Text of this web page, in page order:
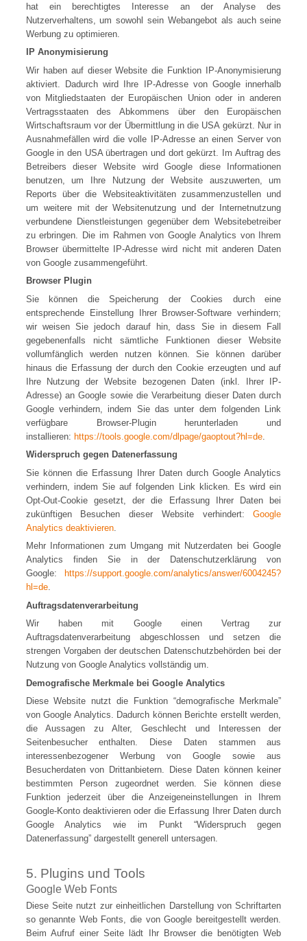
hat ein berechtigtes Interesse an der Analyse des
Nutzerverhaltens, um sowohl sein Webangebot als auch seine
Werbung zu optimieren.
IP Anonymisierung
Wir haben auf dieser Website die Funktion IP-Anonymisierung
aktiviert. Dadurch wird Ihre IP-Adresse von Google innerhalb
von Mitgliedstaaten der Europäischen Union oder in anderen
Vertragsstaaten des Abkommens über den Europäischen
Wirtschaftsraum vor der Übermittlung in die USA gekürzt. Nur in
Ausnahmefällen wird die volle IP-Adresse an einen Server von
Google in den USA übertragen und dort gekürzt. Im Auftrag des
Betreibers dieser Website wird Google diese Informationen
benutzen, um Ihre Nutzung der Website auszuwerten, um
Reports über die Websiteaktivitäten zusammenzustellen und
um weitere mit der Websitenutzung und der Internetnutzung
verbundene Dienstleistungen gegenüber dem Websitebetreiber
zu erbringen. Die im Rahmen von Google Analytics von Ihrem
Browser übermittelte IP-Adresse wird nicht mit anderen Daten
von Google zusammengeführt.
Browser Plugin
Sie können die Speicherung der Cookies durch eine
entsprechende Einstellung Ihrer Browser-Software verhindern;
wir weisen Sie jedoch darauf hin, dass Sie in diesem Fall
gegebenenfalls nicht sämtliche Funktionen dieser Website
vollumfänglich werden nutzen können. Sie können darüber
hinaus die Erfassung der durch den Cookie erzeugten und auf
Ihre Nutzung der Website bezogenen Daten (inkl. Ihrer IP-
Adresse) an Google sowie die Verarbeitung dieser Daten durch
Google verhindern, indem Sie das unter dem folgenden Link
verfügbare Browser-Plugin herunterladen und
installieren: https://tools.google.com/dlpage/gaoptout?hl=de.
Widerspruch gegen Datenerfassung
Sie können die Erfassung Ihrer Daten durch Google Analytics
verhindern, indem Sie auf folgenden Link klicken. Es wird ein
Opt-Out-Cookie gesetzt, der die Erfassung Ihrer Daten bei
zukünftigen Besuchen dieser Website verhindert:Google
Analytics deaktivieren.
Mehr Informationen zum Umgang mit Nutzerdaten bei Google
Analytics finden Sie in der Datenschutzerklärung von
Google:
https://support.google.com/analytics/answer/6004245?
hl=de.
Auftragsdatenverarbeitung
Wir haben mit Google einen Vertrag zur
Auftragsdatenverarbeitung abgeschlossen und setzen die
strengen Vorgaben der deutschen Datenschutzbehörden bei der
Nutzung von Google Analytics vollständig um.
Demografische Merkmale bei Google Analytics
Diese Website nutzt die Funktion “demografische Merkmale”
von Google Analytics. Dadurch können Berichte erstellt werden,
die Aussagen zu Alter, Geschlecht und Interessen der
Seitenbesucher enthalten. Diese Daten stammen aus
interessenbezogener Werbung von Google sowie aus
Besucherdaten von Drittanbietern. Diese Daten können keiner
bestimmten Person zugeordnet werden. Sie können diese
Funktion jederzeit über die Anzeigeneinstellungen in Ihrem
Google-Konto deaktivieren oder die Erfassung Ihrer Daten durch
Google Analytics wie im Punkt “Widerspruch gegen
Datenerfassung” dargestellt generell untersagen.
5. Plugins und Tools
Google Web Fonts
Diese Seite nutzt zur einheitlichen Darstellung von Schriftarten
so genannte Web Fonts, die von Google bereitgestellt werden.
Beim Aufruf einer Seite lädt Ihr Browser die benötigten Web